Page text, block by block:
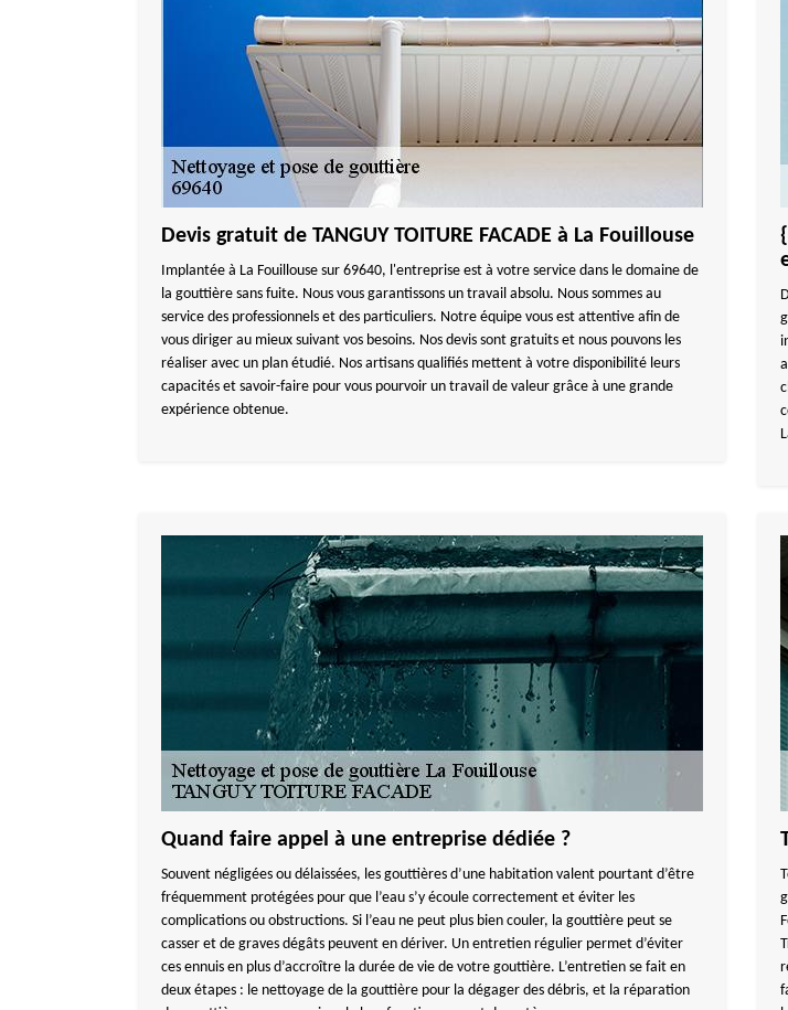
Devis gratuit de TANGUY TOITURE FACADE à La Fouillouse
Implantée à La Fouillouse sur 69640, l'entreprise est à votre service dans le domaine de
la gouttière sans fuite. Nous vous garantissons un travail absolu. Nous sommes au
service des professionnels et des particuliers. Notre équipe vous est attentive afin de
vous diriger au mieux suivant vos besoins. Nos devis sont gratuits et nous pouvons les
réaliser avec un plan étudié. Nos artisans qualifiés mettent à votre disponibilité leurs
capacités et savoir-faire pour vous pourvoir un travail de valeur grâce à une grande
expérience obtenue.
Quand faire appel à une entreprise dédiée ?
Souvent négligées ou délaissées, les gouttières d’une habitation valent pourtant d’être
fréquemment protégées pour que l’eau s’y écoule correctement et éviter les
complications ou obstructions. Si l’eau ne peut plus bien couler, la gouttière peut se
casser et de graves dégâts peuvent en dériver. Un entretien régulier permet d’éviter
ces ennuis en plus d’accroître la durée de vie de votre gouttière. L’entretien se fait en
deux étapes : le nettoyage de la gouttière pour la dégager des débris, et la réparation